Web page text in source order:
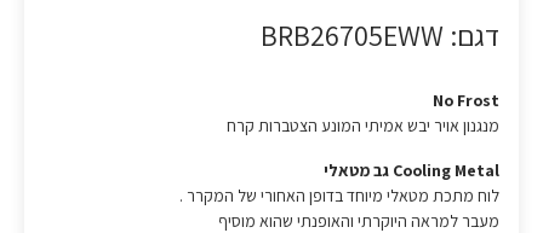
דגם: BRB26705EWW
No Frost
מנגנון אויר יבש אמיתי המונע הצטברות קרח
Cooling Metal גב מטאלי
לוח מתכת מטאלי מיוחד בדופן האחורי של המקרר .
מעבר למראה היוקרתי והאופנתי שהוא מוסיף